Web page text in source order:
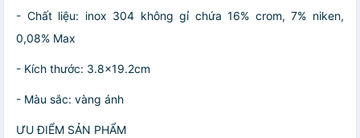
- Chất liệu: inox 304 không gỉ chứa 16% crom, 7% niken,
0,08% Max
- Kích thước: 3.8x19.2cm
- Màu sắc: vàng ánh
ƯU ĐIỂM SẢN PHẨM